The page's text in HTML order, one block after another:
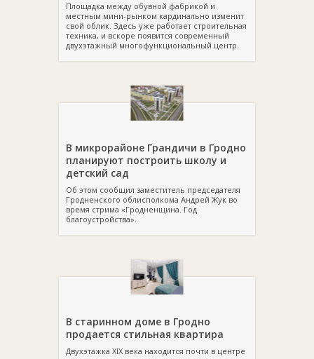
Площадка между обувной фабрикой и
местным мини-рынком кардинально изменит
свой облик. Здесь уже работает строительная
техника, и вскоре появится современный
двухэтажный многофункциональный центр.
В микрорайоне Грандичи в Гродно
планируют построить школу и
детский сад
Об этом сообщил заместитель председателя
Гродненского облисполкома Андрей Жук во
время стрима «Гродненщина. Год
благоустройства».
В старинном доме в Гродно
продается стильная квартира
Двухэтажка XIX века находится почти в центре